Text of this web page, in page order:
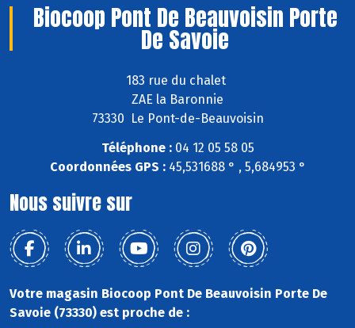
Biocoop Pont De Beauvoisin Porte
De Savoie
183 rue du chalet
ZAE la Baronnie
73330 Le Pont-de-Beauvoisin
Téléphone :04 12 05 58 05
Coordonnées GPS :45,531688 ° , 5,684953 °
Nous suivre sur
Votre magasin Biocoop Pont De Beauvoisin Porte De
Savoie (73330) est proche de :